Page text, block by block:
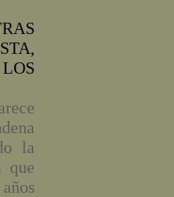
la
que